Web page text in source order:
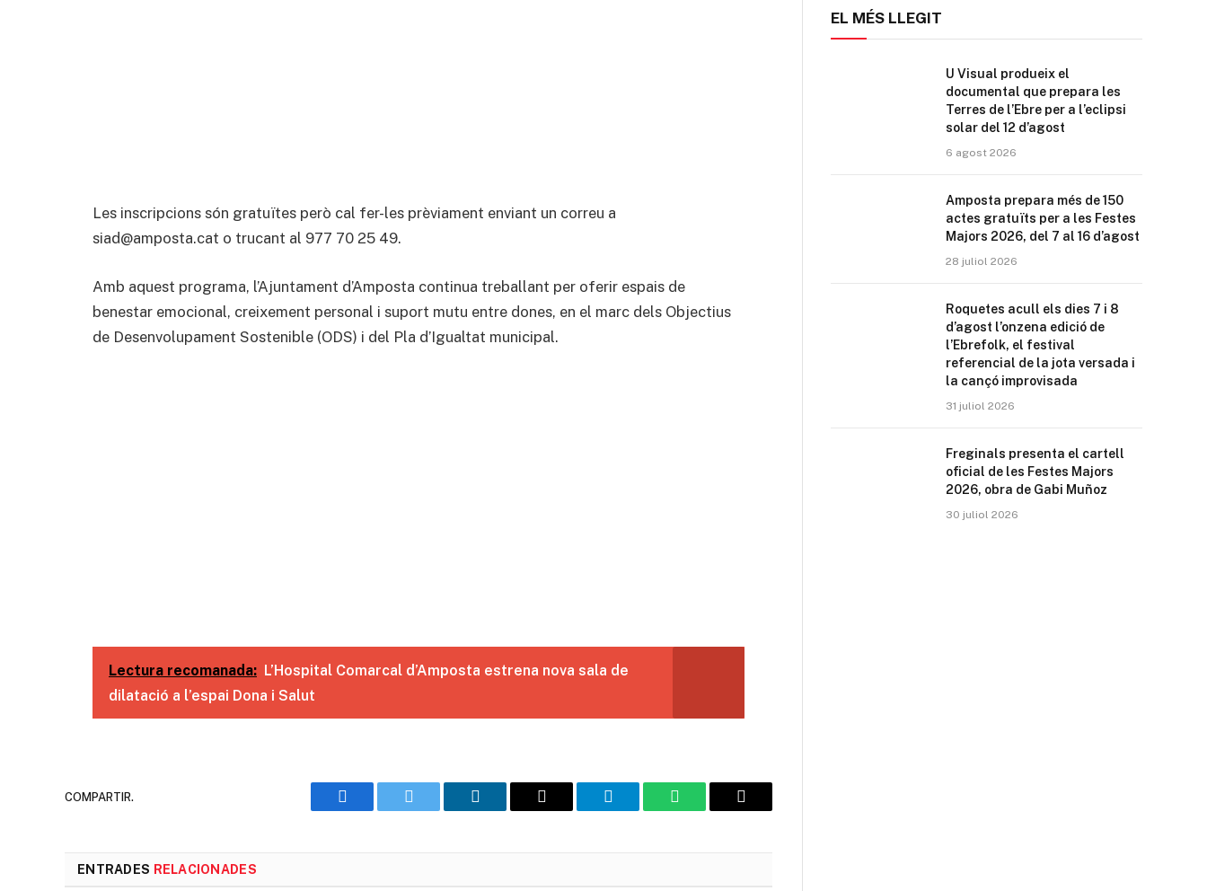
Les inscripcions són gratuïtes però cal fer-les prèviament enviant un correu a
siad@amposta.cat o trucant al 977 70 25 49.
Amb aquest programa, l’Ajuntament d’Amposta continua treballant per oferir espais de
benestar emocional, creixement personal i suport mutu entre dones, en el marc dels Objectius
de Desenvolupament Sostenible (ODS) i del Pla d’Igualtat municipal.
Lectura recomanada: L’Hospital Comarcal d’Amposta estrena nova sala de
dilatació a l’espai Dona i Salut
COMPARTIR.
Facebook Twitter LinkedIn Email Telegram WhatsAppCopia
ENTRADES RELACIONADES
EL MÉS LLEGIT
U Visual produeix el
documental que prepara les
Terres de l’Ebre per a l’eclipsi
solar del 12 d’agost
6 agost 2026
Amposta prepara més de 150
actes gratuïts per a les Festes
Majors 2026, del 7 al 16 d’agost
28 juliol 2026
Roquetes acull els dies 7 i 8
d’agost l’onzena edició de
l’Ebrefolk, el festival
referencial de la jota versada i
la cançó improvisada
31 juliol 2026
Freginals presenta el cartell
oficial de les Festes Majors
2026, obra de Gabi Muñoz
30 juliol 2026